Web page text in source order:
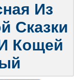
Из
Сказки
Кощей